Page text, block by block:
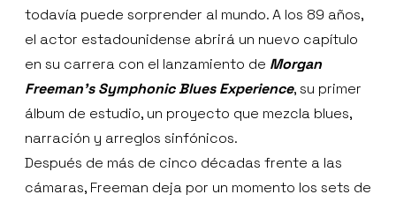
todavía puede sorprender al mundo. A los 89 años,
el actor estadounidense abrirá un nuevo capítulo
en su carrera con el lanzamiento de Morgan
Freeman’s Symphonic Blues Experience, su primer
álbum de estudio, un proyecto que mezcla blues,
narración y arreglos sinfónicos.
Después de más de cinco décadas frente a las
cámaras, Freeman deja por un momento los sets de